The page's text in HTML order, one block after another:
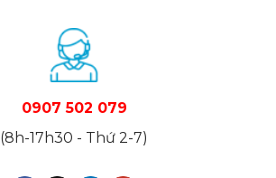
0907 502 079
(8h-17h30 - Thứ 2-7)